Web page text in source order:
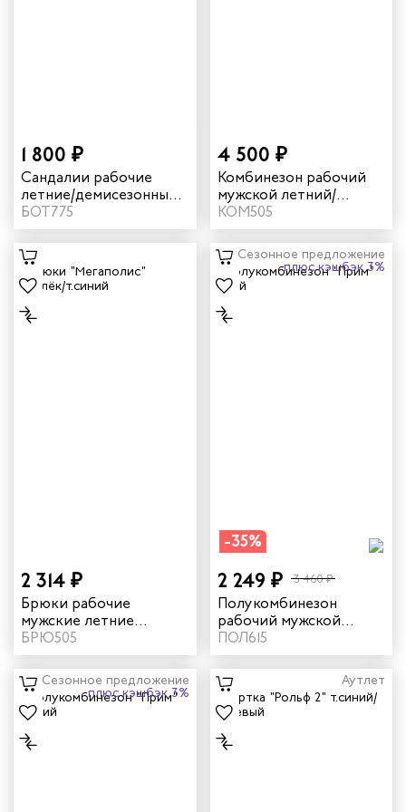
1 800 ₽
Сандалии рабочие
летние/демисезонные
"Трейсер" AX16 с КП
цвет серый
БОТ775
4 500 ₽
Комбинезон рабочий
мужской летний/
демисезонный
"Мегаполис" цвет
василек/темно-синий
КОМ505
2 314 ₽
Брюки рабочие
мужские летние
"Мегаполис" цвет
василек/темно-синий
БРЮ505
Сезонное предложение
плюс кэшбэк 3%
-35%
2 249 ₽ 3 460 ₽
Полукомбинезон
рабочий мужской
зимний "Прим" цвет
серый
ПОЛ615
Сезонное предложение
плюс кэшбэк 3%
Аутлет